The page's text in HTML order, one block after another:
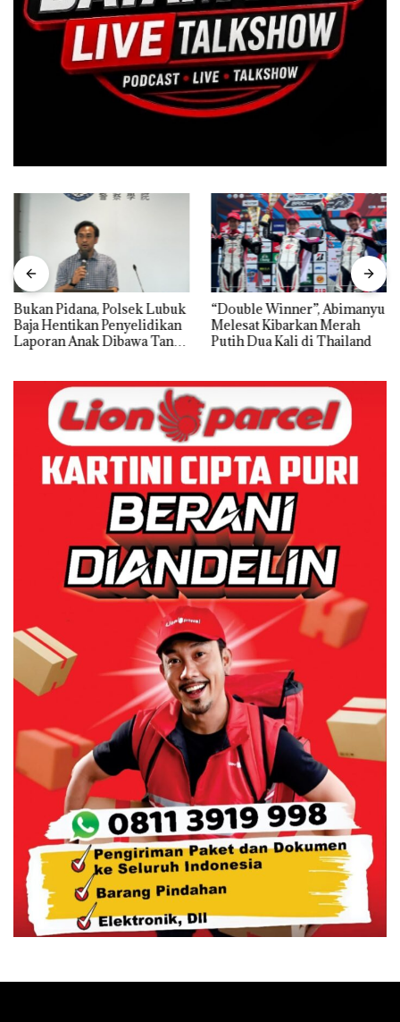
Bukan Pidana, Polsek Lubuk
Baja Hentikan Penyelidikan
Laporan Anak Dibawa Tanpa
“Double Winner”, Abimanyu
Melesat Kibarkan Merah
Putih Dua Kali di Thailand